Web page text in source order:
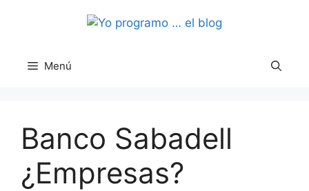
Menú
Banco Sabadell
¿Empresas?